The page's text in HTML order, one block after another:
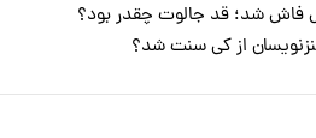
فاش شد؛ قد جالوت چقدر بود؟
از کی سنت شد؟